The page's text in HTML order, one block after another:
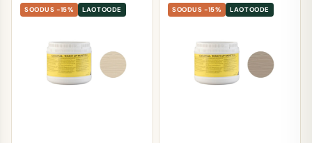
SOODUS -15% LAOTOODE SOODUS -15% LAOTOODE